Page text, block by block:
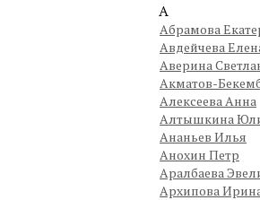
А
Абрамова
Авдейчева
Аверина
Акматов-
Алексеева Анна
Алтышкина
Ананьев Илья
Анохин Петр
Аралбаева
Архипова